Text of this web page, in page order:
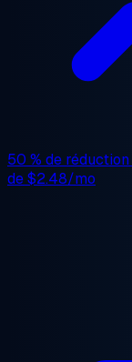
50 % de réduction
de$2.48/mo